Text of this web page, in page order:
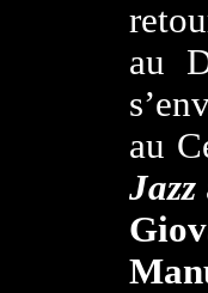
au
au
Jazz